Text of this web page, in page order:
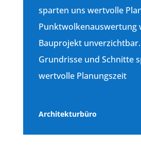
sparten uns wertvolle
Punktwolkenauswertung
Bauprojekt
Grundrisse und Schnitte
wertvolle Planungszeit
Architekturbüro